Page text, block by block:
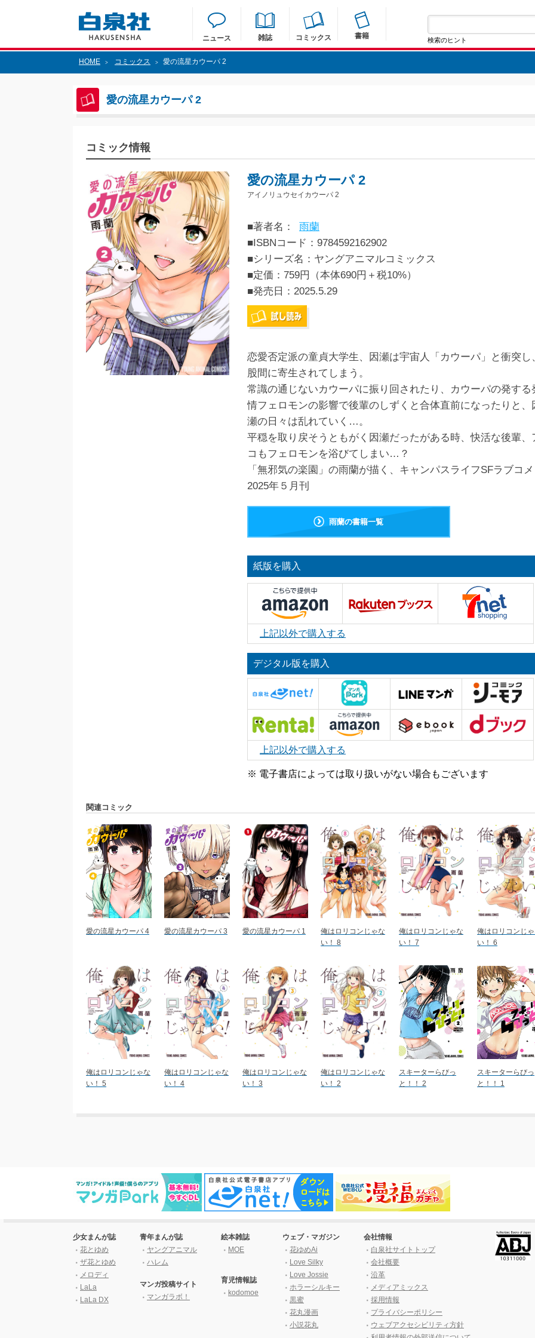
ニュース 雑誌 コミックス 書籍 検索のヒント
HOME > コミックス > 愛の流星カウーパ 2
愛の流星カウーパ 2
コミック情報
愛の流星カウーパ 2
アイノリュウセイカウーパ 2
■著者名：
雨蘭
■ISBNコード：9784592162902
■シリーズ名：ヤングアニマルコミックス
■定価：759円（本体690円＋税10%）
■発売日： 2025.5.29
恋愛否定派の童貞大学生、因瀬は宇宙人「カウーパ」と衝突し
股間に寄生されてしまう。
常識の通じないカウーパに振り回されたり、カウーパの発する
情フェロモンの影響で後輩のしずくと合体直前になったりと、
瀬の日々は乱れていく…。
平穏を取り戻そうともがく因瀬だったがある時、快活な後輩、
コもフェロモンを浴びてしまい…？
「無邪気の楽園」の雨蘭が描く、キャンパスライフSFラブコ
2025年５月刊
雨蘭の書籍一覧
紙版を購入
上記以外で購入する
デジタル版を購入
上記以外で購入する
※ 電子書店によっては取り扱いがない場合もございます
関連コミック
愛の流星カウーパ 4 愛の流星カウーパ 3 愛の流星カウーパ 1
俺はロリコンじゃな
い！ 8
俺はロリコンじゃな
い！ 7
俺はロリコンじ
い！ 6
俺はロリコンじゃな
い！ 5
俺はロリコンじゃな
い！ 4
俺はロリコンじゃな
い！ 3
俺はロリコンじゃな
い！ 2
スキーターらびっ
と！！ 2
スキーターらびっ
と！！ 1
少女まんが誌
花とゆめ
ザ花とゆめ
メロディ
LaLa
LaLa DX
青年まんが誌
ヤングアニマル
ハレム
マンガ投稿サイト
マンガラボ！
絵本雑誌
MOE
育児情報誌
kodomoe
ウェブ・マガジン
花ゆめAi
Love Silky
Love Jossie
ホラーシルキー
黒蜜
花丸漫画
小説花丸
会社情報
白泉社サイトトップ
会社概要
沿革
メディアミックス
採用情報
プライバシーポリシー
ウェブアクセシビリティ方針